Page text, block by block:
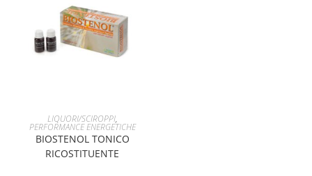
AGGIUNGI AL CARRELLO
LIQUORI/SCIROPPI,
PERFORMANCE ENERGETICHE
BIOSTENOL TONICO
RICOSTITUENTE